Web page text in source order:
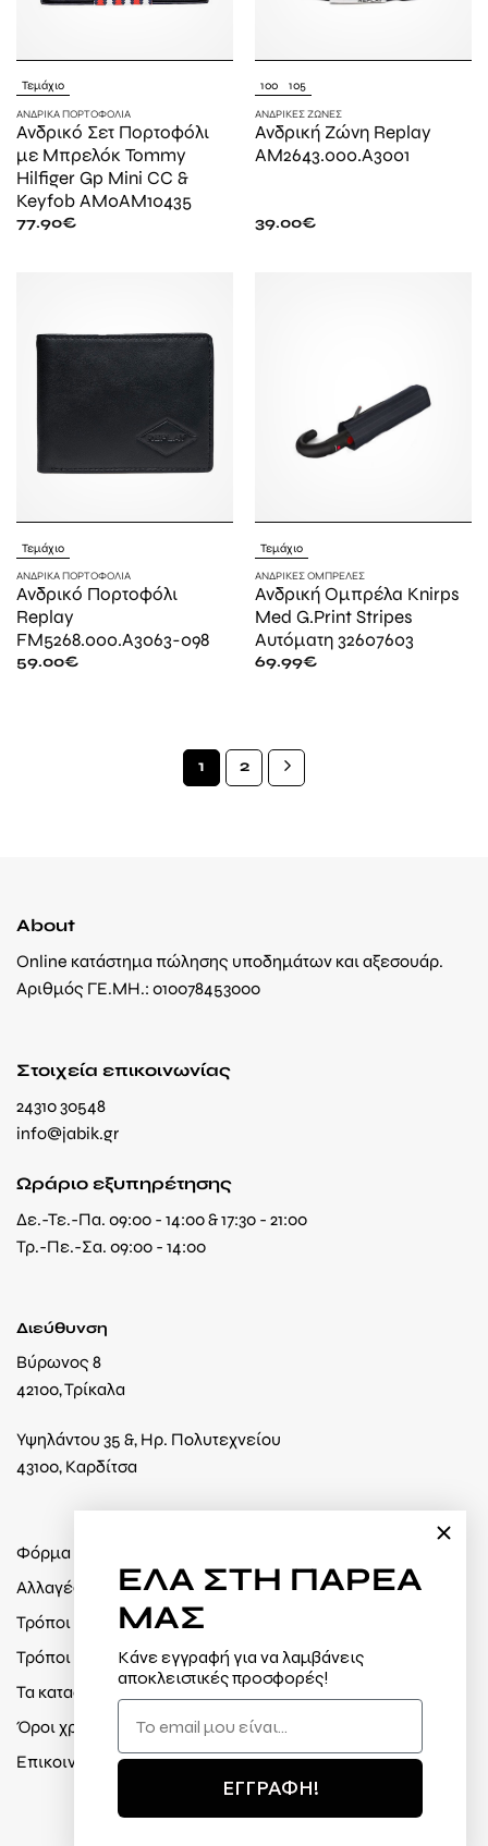
Τεμάχιο
ΑΝΔΡΙΚΆ ΠΟΡΤΟΦΌΛΙΑ
Ανδρικό Σετ Πορτοφόλι
με Μπρελόκ Tommy
Hilfiger Gp Mini CC &
Keyfob AM0AM10435
77.90€
100 105
ΑΝΔΡΙΚΈΣ ΖΏΝΕΣ
Ανδρική Ζώνη Replay
AM2643.000.A3001
39.00€
Τεμάχιο
ΑΝΔΡΙΚΆ ΠΟΡΤΟΦΌΛΙΑ
Ανδρικό Πορτοφόλι
Replay
FM5268.000.A3063-098
59.00€
Τεμάχιο
ΑΝΔΡΙΚΈΣ ΟΜΠΡΈΛΕΣ
Ανδρική Ομπρέλα Knirps
Med G.Print Stripes
Αυτόματη 32607603
69.99€
1 2
About
Online κατάστημα πώλησης υποδημάτων και αξεσουάρ.
Αριθμός ΓΕ.ΜΗ.: 010078453000
Στοιχεία επικοινωνίας
24310 30548
info@jabik.gr
Ωράριο εξυπηρέτησης
Δε.-Τε.-Πα. 09:00 - 14:00 & 17:30 - 21:00
Τρ.-Πε.-Σα. 09:00 - 14:00
Διεύθυνση
Βύρωνος 8
42100, Τρίκαλα
Υψηλάντου 35 &, Ηρ. Πολυτεχνείου
43100, Καρδίτσα
Φόρμα υπαναχώρησης
Αλλαγές / Επιστροφές
Τρόποι πληρωμής
Τρόποι αποστολής
Τα καταστήματά μας
Όροι χρήσης / Πολιτική απορρήτου
Επικοινωνία
ΕΛΑ ΣΤΗ ΠΑΡΕΑ
ΜΑΣ
Κάνε εγγραφή για να λαμβάνεις
αποκλειστικές προσφορές!
ΕΓΓΡΑΦΗ!